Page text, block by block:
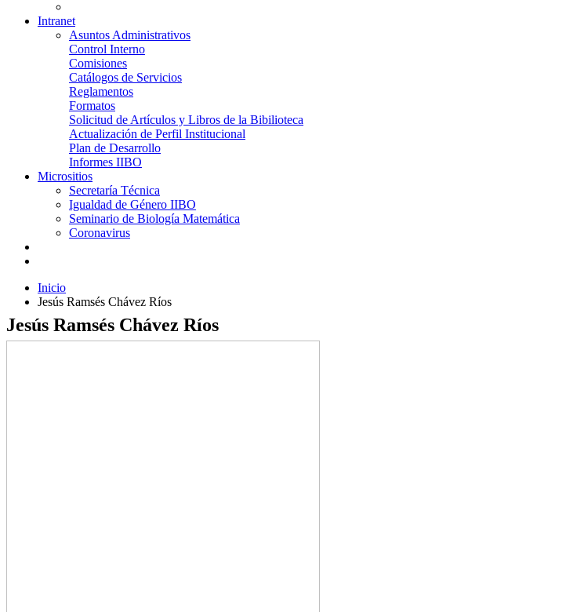
Intranet
Asuntos Administrativos
Control Interno
Comisiones
Catálogos de Servicios
Reglamentos
Formatos
Solicitud de Artículos y Libros de la Bibilioteca
Actualización de Perfil Institucional
Plan de Desarrollo
Informes IIBO
Micrositios
Secretaría Técnica
Igualdad de Género IIBO
Seminario de Biología Matemática
Coronavirus
Inicio
Jesús Ramsés Chávez Ríos
Jesús Ramsés Chávez Ríos